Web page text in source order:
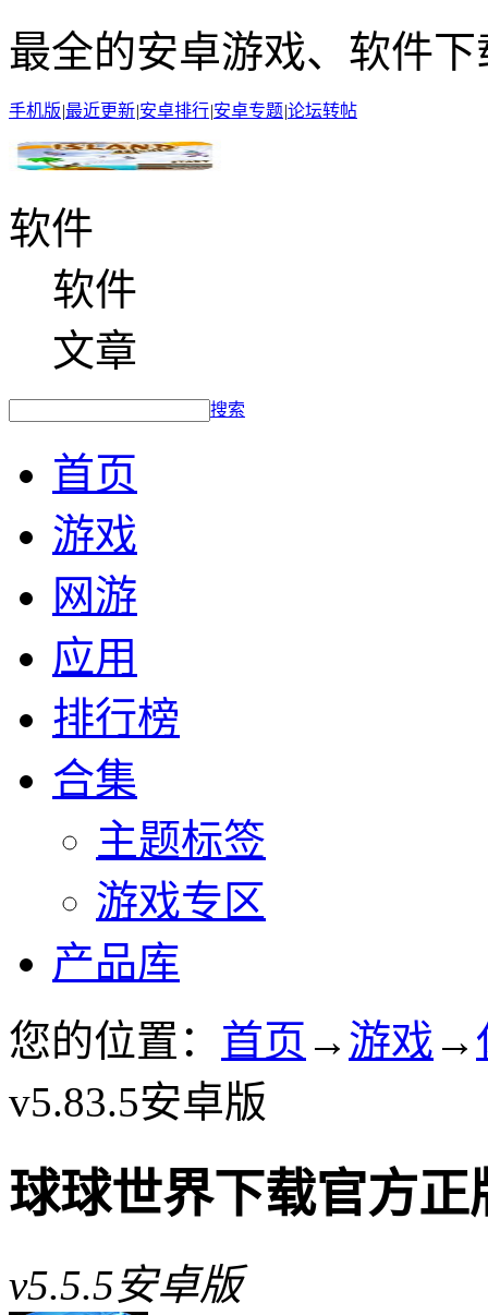
最全的安卓游戏、软件下
手机版|最近更新|安卓排行|安卓专题|论坛转帖
软件
软件
文章
搜索
首页
游戏
网游
应用
排行榜
合集
主题标签
游戏专区
产品库
您的位置： 首页 → 游戏 →
v5.83.5安卓版
球球世界下载官方正
v5.5.5安卓版